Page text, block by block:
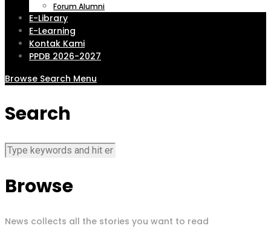
Forum Alumni
E-Library
E-Learning
Kontak Kami
PPDB 2026-2027
Browse Search Menu
Search
Browse
News collects all the stories you want to read